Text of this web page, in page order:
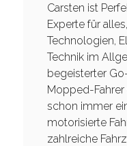
Carsten ist
Experte für
Technologien,
Technik im
begeisterter
Mopped-
schon immer
motorisierte
zahlreiche